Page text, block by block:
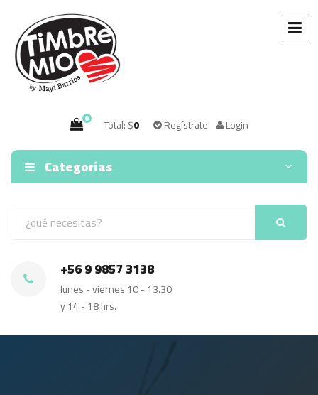
0 Total: $0 Regístrate Login
Categorías
+56 9 9857 3138
lunes - viernes 10 - 13.30
y 14 - 18 hrs.